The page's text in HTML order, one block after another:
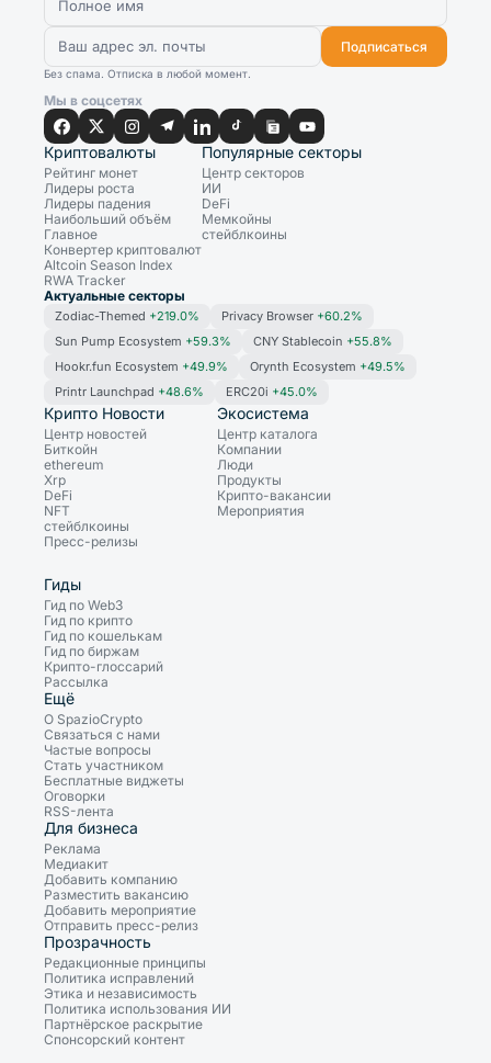
Подписаться
Без спама. Отписка в любой момент.
Мы в соцсетях
Криптовалюты
Рейтинг монет
Лидеры роста
Лидеры падения
Наибольший объём
Главное
Конвертер криптовалют
Altcoin Season Index
RWA Tracker
Популярные секторы
Центр секторов
ИИ
DeFi
Мемкойны
стейблкоины
Актуальные секторы
Zodiac-Themed +219.0% Privacy Browser +60.2%
Sun Pump Ecosystem +59.3% CNY Stablecoin +55.8%
Hookr.fun Ecosystem +49.9% Orynth Ecosystem +49.5%
Printr Launchpad +48.6% ERC20i +45.0%
Крипто Новости
Центр новостей
Биткойн
ethereum
Xrp
DeFi
NFT
стейблкоины
Пресс-релизы
Экосистема
Центр каталога
Компании
Люди
Продукты
Крипто-вакансии
Мероприятия
Гиды
Гид по Web3
Гид по крипто
Гид по кошелькам
Гид по биржам
Крипто-глоссарий
Рассылка
Ещё
О SpazioCrypto
Связаться с нами
Частые вопросы
Стать участником
Бесплатные виджеты
Оговорки
RSS-лента
Для бизнеса
Реклама
Медиакит
Добавить компанию
Разместить вакансию
Добавить мероприятие
Отправить пресс-релиз
Прозрачность
Редакционные принципы
Политика исправлений
Этика и независимость
Политика использования ИИ
Партнёрское раскрытие
Спонсорский контент